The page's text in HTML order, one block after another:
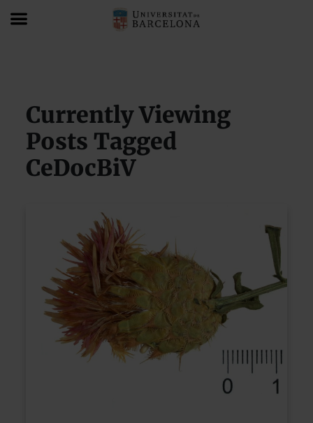
Currently Viewing
Posts Tagged
CeDocBiV